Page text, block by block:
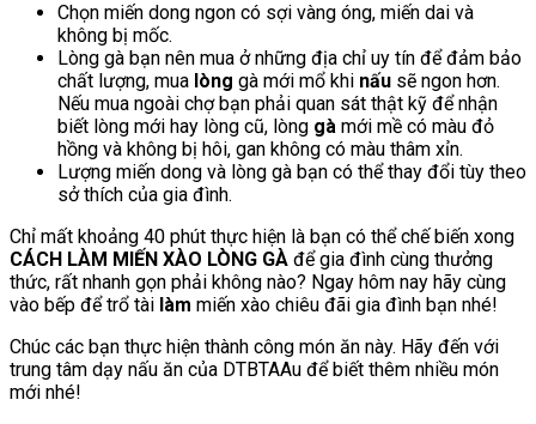
Chọn miến dong ngon có sợi vàng óng, miến dai và
không bị mốc.
Lòng gà bạn nên mua ở những địa chỉ uy tín để đảm bảo
chất lượng, mua lòng gà mới mổ khi nấu sẽ ngon hơn.
Nếu mua ngoài chợ bạn phải quan sát thật kỹ để nhận
biết lòng mới hay lòng cũ, lòng gà mới mề có màu đỏ
hồng và không bị hôi, gan không có màu thâm xỉn.
Lượng miến dong và lòng gà bạn có thể thay đổi tùy theo
sở thích của gia đình.
Chỉ mất khoảng 40 phút thực hiện là bạn có thể chế biến xong
CÁCH LÀM MIẾN XÀO LÒNG GÀ để gia đình cùng thưởng
thức, rất nhanh gọn phải không nào? Ngay hôm nay hãy cùng
vào bếp để trổ tài làm miến xào chiêu đãi gia đình bạn nhé!
Chúc các bạn thực hiện thành công món ăn này. Hãy đến với
trung tâm dạy nấu ăn của DTBTAAu để biết thêm nhiều món
mới nhé!